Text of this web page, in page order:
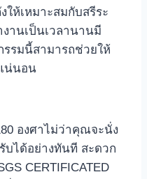
ห้เหมาะสมกับสรีระ
งานเป็นเวลานานมี
รมนี้สามารถช่วยให้
น่นอน
องศาไม่ว่าคุณจะนั่ง
บได้อย่างทันที สะดวก
CERTIFICATED